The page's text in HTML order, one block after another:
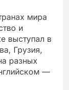
мира
и
выступал в
Грузия,
разных
—